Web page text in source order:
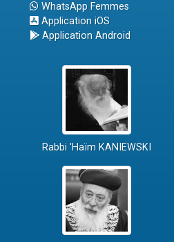
WhatsApp Femmes
Application iOS
Application Android
Rabbi 'Haïm KANIEWSKI